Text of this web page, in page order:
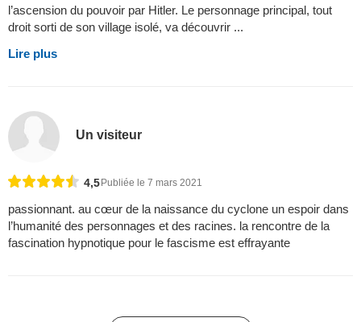
l’ascension du pouvoir par Hitler. Le personnage principal, tout
droit sorti de son village isolé, va découvrir ...
Lire plus
Un visiteur
4,5Publiée le 7 mars 2021
passionnant. au cœur de la naissance du cyclone un espoir dans
l’humanité des personnages et des racines. la rencontre de la
fascination hypnotique pour le fascisme est effrayante